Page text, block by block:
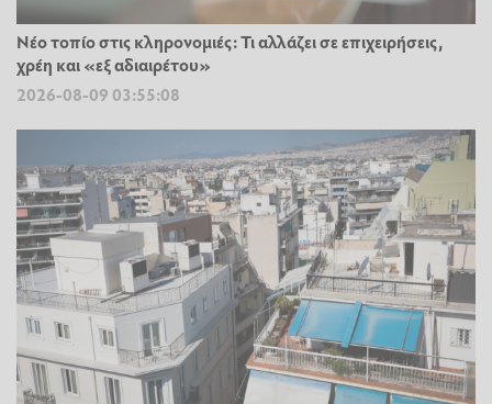
Νέο τοπίο στις κληρονομιές: Τι αλλάζει σε επιχειρήσεις,
χρέη και «εξ αδιαιρέτου»
2026-08-09 03:55:08